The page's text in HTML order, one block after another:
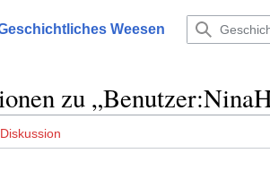
Weesen
zu
Diskussion